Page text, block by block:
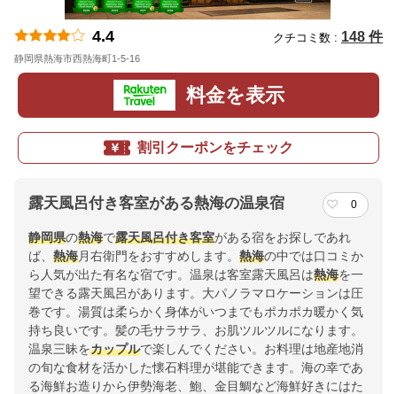
4.4 クチコミ数 : 148 件
静岡県熱海市西熱海町1-5-16
料金を表示
割引クーポンをチェック
露天風呂付き客室がある熱海の温泉宿 0
静岡県の熱海で露天風呂付き客室がある宿をお探しであれ
ば、 熱海月右衛門をおすすめします。 熱海の中では口コミか
ら人気が出た有名な宿です。温泉は客室露天風呂は熱海を一
望できる露天風呂があります。大パノラマロケーションは圧
巻です。湯質は柔らかく身体がいつまでもポカポカ暖かく気
持ち良いです。髪の毛サラサラ、お肌ツルツルになります。
温泉三昧をカップルで楽しんでください。お料理は地産地消
の旬な食材を活かした懐石料理が堪能できます。海の幸であ
る海鮮お造りから伊勢海老、鮑、金目鯛など海鮮好きにはた